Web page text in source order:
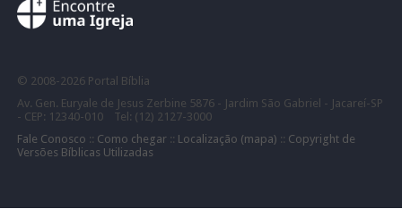
© 2008- 2026 Portal Bíblia
Av. Gen. Euryale de Jesus Zerbine 5876 - Jardim São Gabriel - Jacareí-SP
- CEP: 12340-010 Tel: (12) 2127-3000
Fale Conosco :: Como chegar:: Localização (mapa) :: Copyright de
Versões Bíblicas Utilizadas